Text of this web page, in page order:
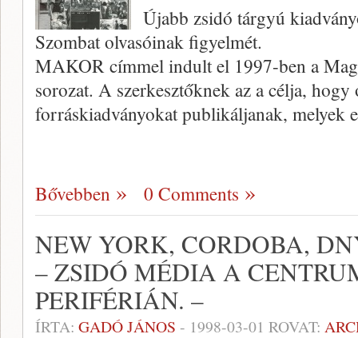
Újabb zsidó tárgyú
Szombat olvasóinak figyelmét.
MAKOR címmel indult el 1997-ben a
sorozat. A szerkesztőknek az a célja,
forráskiadványokat publikáljanak, melyek
Bővebben 0 Comments
NEW YORK, CORDOBA,
– ZSIDÓ MÉDIA A
PERIFÉRIÁN. –
ÍRTA: GADÓ JÁNOS - 1998-03-01 ROVAT: